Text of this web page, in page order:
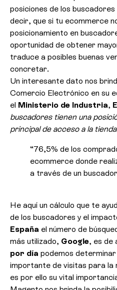
posiciones de los
decir, que si tu ecommerce
posicionamiento en
oportunidad de obtener
traduce a posibles buenas
concretar.
Un interesante dato nos
Comercio Electrónico en su
el Ministerio de Industria,
buscadores tienen una
principal de acceso a la
“76,5% de los
ecommerce donde
a través de un
He aquí un cálculo que te
de los buscadores y el
España el número de
más utilizado, Google, es de
por día podemos
importante de visitas para la
es por ello su vital